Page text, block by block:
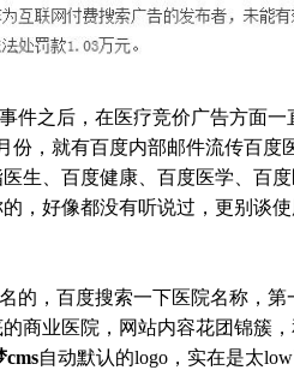
件之后，在医疗竞价广告方面
份，就有百度内部邮件流传百度
生、百度健康、百度医学、百
，好像都没有听说过，更别谈
的，百度搜索一下医院名称，
商业医院，网站内容花团锦簇
cms自动默认的logo，实在是太